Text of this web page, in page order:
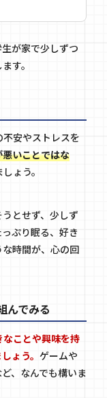
が家で少しずつ
す。
安やストレスを
いことではな
ょう。
とせず、少しず
ぷり眠る、好き
時間が、心の回
んでみる
ことや興味を持
ょう。 ゲームや
、なんでも構いま